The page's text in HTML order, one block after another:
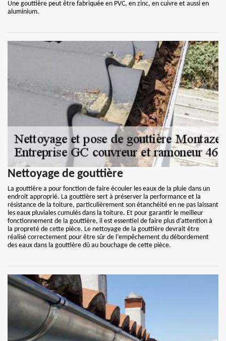
Une gouttière peut être fabriquée en PVC, en zinc, en cuivre et aussi en
aluminium.
Nettoyage de gouttière
La gouttière a pour fonction de faire écouler les eaux de la pluie dans un
endroit approprié. La gouttière sert à préserver la performance et la
résistance de la toiture, particulièrement son étanchéité en ne pas laissant
les eaux pluviales cumulés dans la toiture. Et pour garantir le meilleur
fonctionnement de la gouttière, il est essentiel de faire plus d’attention à
la propreté de cette pièce. Le nettoyage de la gouttière devrait être
réalisé correctement pour être sûr de l’empêchement du débordement
des eaux dans la gouttière dû au bouchage de cette pièce.